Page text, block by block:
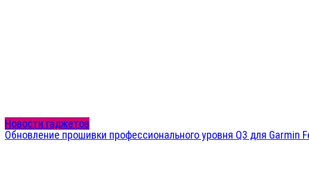
Новости гаджетов
Обновление прошивки профессионального уровня Q3 для Garmin